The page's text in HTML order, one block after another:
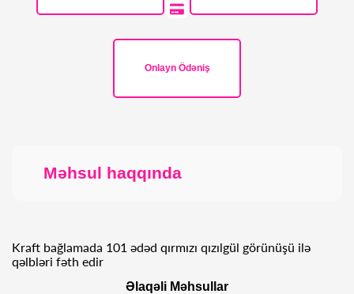
Onlayn Ödəniş
Məhsul haqqında
Kraft bağlamada 101 ədəd qırmızı qızılgül görünüşü ilə
qəlbləri fəth edir
Əlaqəli Məhsullar